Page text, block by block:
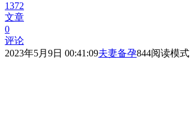
1372
文章
0
评论
2023年5月9日 00:41:09夫妻备孕844阅读模式